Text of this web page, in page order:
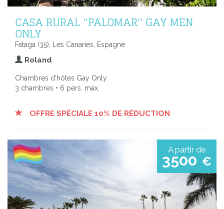
CASA RURAL ''PALOMAR'' GAY MEN
ONLY
Fataga (35), Les Canaries, Espagne
Roland
Chambres d'hôtes Gay Only
3 chambres • 6 pers. max.
OFFRE SPÉCIALE 10% DE RÉDUCTION
A partir de
3500 €